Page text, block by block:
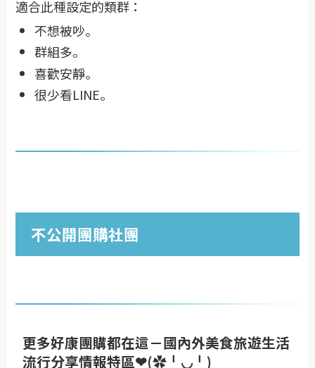
適合此種設定的類群：
不想被吵。
群組多。
喜歡安靜。
很少看LINE。
不公開團購社團
更多好康團購都在這－國內外美食旅遊生活
流行分享情報特區❤(✿╹◡╹)